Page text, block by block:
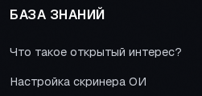
БАЗА ЗНАНИЙ
Что такое открытый интерес?
Настройка скринера ОИ